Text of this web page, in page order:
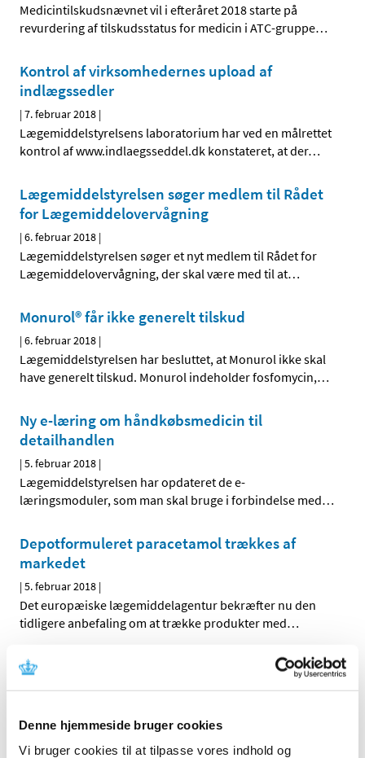
Denne hjemmeside bruger cookies
Vi bruger cookies til at tilpasse vores indhold og
Medicintilskudsnævnet vil i efteråret 2018 starte på
revurdering af tilskudsstatus for medicin i ATC-gruppe…
Kontrol af virksomhedernes upload af
indlægssedler
|7. februar 2018 |
Lægemiddelstyrelsens laboratorium har ved en målrettet
kontrol af www.indlaegsseddel.dk konstateret, at der…
Lægemiddelstyrelsen søger medlem til Rådet
for Lægemiddelovervågning
|6. februar 2018 |
Lægemiddelstyrelsen søger et nyt medlem til Rådet for
Lægemiddelovervågning, der skal være med til at…
Monurol® får ikke generelt tilskud
|6. februar 2018 |
Lægemiddelstyrelsen har besluttet, at Monurol ikke skal
have generelt tilskud. Monurol indeholder fosfomycin,…
Ny e-læring om håndkøbsmedicin til
detailhandlen
|5. februar 2018 |
Lægemiddelstyrelsen har opdateret de e-
læringsmoduler, som man skal bruge i forbindelse med…
Depotformuleret paracetamol trækkes af
markedet
|5. februar 2018 |
Det europæiske lægemiddelagentur bekræfter nu den
tidligere anbefaling om at trække produkter med…
Ledig bevilling til Sydhavnsapoteket
|2. februar 2018|
oktober 2018. Sydhavnsapoteket er beliggende i